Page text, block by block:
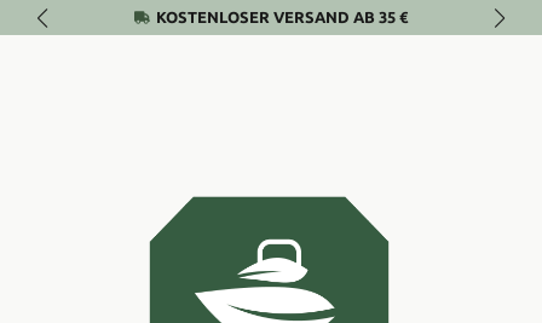
Zum Hauptinhalt springenKOSTENLOSER VERSAND AB 35 €